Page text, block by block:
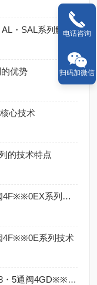
・SAL系列解析
优势
心技术
的技术特点
日本CKD喜开理先导式防爆型5通阀4F※※0EX系列的特点
4F※※0E系列技术
日本CKD喜开理本安防爆型先导式3・5通阀4GD※※0EX・4GE※※0EX系特点
电话咨询
扫码加微信